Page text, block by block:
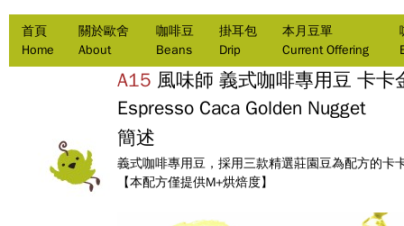
首頁
Home
關於歐舍
About
咖啡豆
Beans
掛耳包
Drip
本月豆單
Current Offering
A15 風味師 義式咖啡專用豆 卡卡
Espresso Caca Golden Nugget
簡述
義式咖啡專用豆，採用三款精選莊園豆為配方的卡
【本配方僅提供M+烘焙度】